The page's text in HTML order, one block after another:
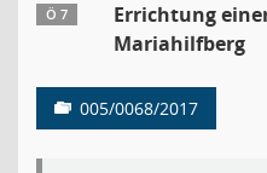
Ö 7
Errichtung
Mariahilfberg
005/0068/2017